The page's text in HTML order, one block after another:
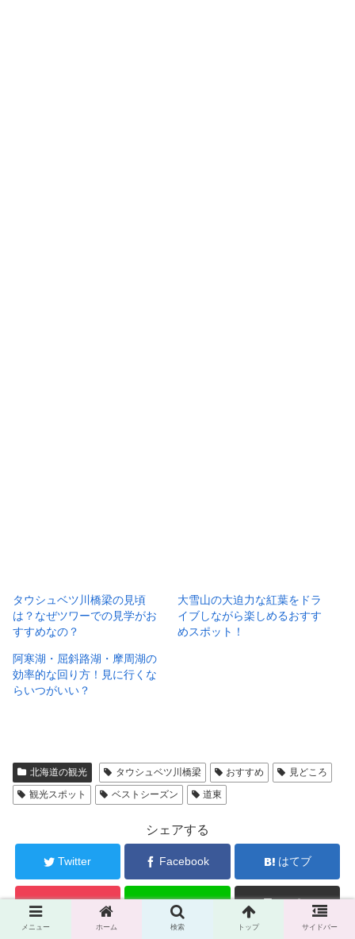
タウシュベツ川橋梁の見頃
は？なぜツワーでの見学がお
すすめなの？
大雪山の大迫力な紅葉をドラ
イブしながら楽しめるおすす
めスポット！
阿寒湖・屈斜路湖・摩周湖の
効率的な回り方！見に行くな
らいつがいい？
北海道の観光 タウシュベツ川橋梁 おすすめ
見どころ
観光スポット
ベストシーズン 道東
シェアする
Twitter Facebook はてブ
Pocket LINE コピー
メニュー ホーム 検索 トップ サイドバー